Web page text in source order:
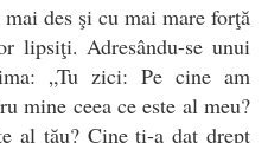
des şi cu mai mare forţă
lipsiţi. Adresându-se unui
„Tu zici: Pe cine am
mine ceea ce este al meu?
al tău? Cine ţi-a dat drept